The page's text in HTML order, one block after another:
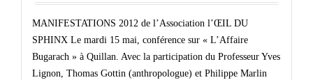
MANIFESTATIONS 2012 de l’Association l’ŒIL DU
SPHINX Le mardi 15 mai, conférence sur « L’Affaire
Bugarach » à Quillan. Avec la participation du Professeur Yves
Lignon, Thomas Gottin (anthropologue) et Philippe Marlin